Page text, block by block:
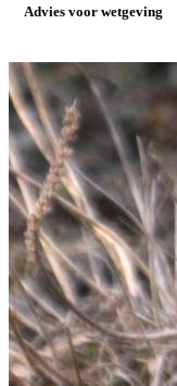
Advies voor wetgeving